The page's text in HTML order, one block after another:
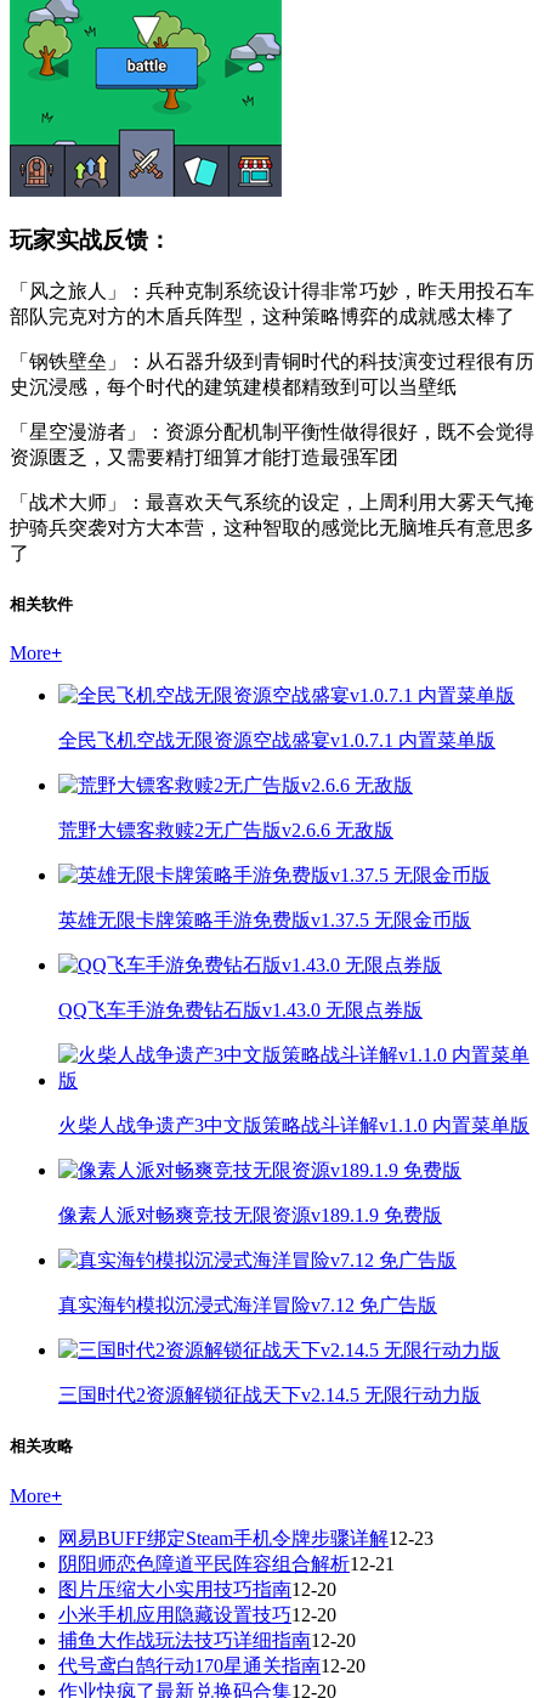
玩家实战反馈：
「风之旅人」：兵种克制系统设计得非常巧妙，昨天用投石车
部队完克对方的木盾兵阵型，这种策略博弈的成就感太棒了
「钢铁壁垒」：从石器升级到青铜时代的科技演变过程很有历
史沉浸感，每个时代的建筑建模都精致到可以当壁纸
「星空漫游者」：资源分配机制平衡性做得很好，既不会觉得
资源匮乏，又需要精打细算才能打造最强军团
「战术大师」：最喜欢天气系统的设定，上周利用大雾天气掩
护骑兵突袭对方大本营，这种智取的感觉比无脑堆兵有意思多
了
相关软件
More+
全民飞机空战无限资源空战盛宴v1.0.7.1 内置菜单版
荒野大镖客救赎2无广告版v2.6.6 无敌版
英雄无限卡牌策略手游免费版v1.37.5 无限金币版
QQ飞车手游免费钻石版v1.43.0 无限点券版
火柴人战争遗产3中文版策略战斗详解v1.1.0 内置菜单版
像素人派对畅爽竞技无限资源v189.1.9 免费版
真实海钓模拟沉浸式海洋冒险v7.12 免广告版
三国时代2资源解锁征战天下v2.14.5 无限行动力版
相关攻略
More+
网易BUFF绑定Steam手机令牌步骤详解12-23
阴阳师恋色障道平民阵容组合解析12-21
图片压缩大小实用技巧指南12-20
小米手机应用隐藏设置技巧12-20
捕鱼大作战玩法技巧详细指南12-20
代号鸢白鹄行动170星通关指南12-20
作业快疯了最新兑换码合集12-20